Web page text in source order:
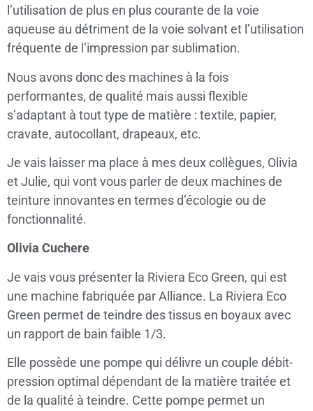
l’utilisation de plus en plus courante de la voie
aqueuse au détriment de la voie solvant et l’utilisation
fréquente de l’impression par sublimation.
Nous avons donc des machines à la fois
performantes, de qualité mais aussi flexible
s’adaptant à tout type de matière : textile, papier,
cravate, autocollant, drapeaux, etc.
Je vais laisser ma place à mes deux collègues, Olivia
et Julie, qui vont vous parler de deux machines de
teinture innovantes en termes d’écologie ou de
fonctionnalité.
Olivia Cuchere
Je vais vous présenter la Riviera Eco Green, qui est
une machine fabriquée par Alliance. La Riviera Eco
Green permet de teindre des tissus en boyaux avec
un rapport de bain faible 1/3.
Elle possède une pompe qui délivre un couple débit-
pression optimal dépendant de la matière traitée et
de la qualité à teindre. Cette pompe permet un